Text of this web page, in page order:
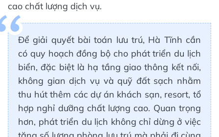
cao chất lượng dịch vụ.
Để giải quyết bài toán lưu trú, Hà Tĩnh cần
có quy hoạch đồng bộ cho phát triển du lịch
biển, đặc biệt là hạ tầng giao thông kết nối,
không gian dịch vụ và quỹ đất sạch nhằm
thu hút thêm các dự án khách sạn, resort, tổ
hợp nghỉ dưỡng chất lượng cao. Quan trọng
hơn, phát triển du lịch không chỉ dừng ở việc